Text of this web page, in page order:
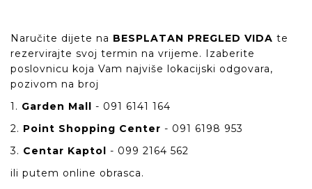
Naručite dijete na BESPLATAN PREGLED VIDA te
rezervirajte svoj termin na vrijeme. Izaberite
poslovnicu koja Vam najviše lokacijski odgovara,
pozivom na broj
1. Garden Mall - 091 6141 164
2. Point Shopping Center - 091 6198 953
3. Centar Kaptol - 099 2164 562
ili putem online obrasca.